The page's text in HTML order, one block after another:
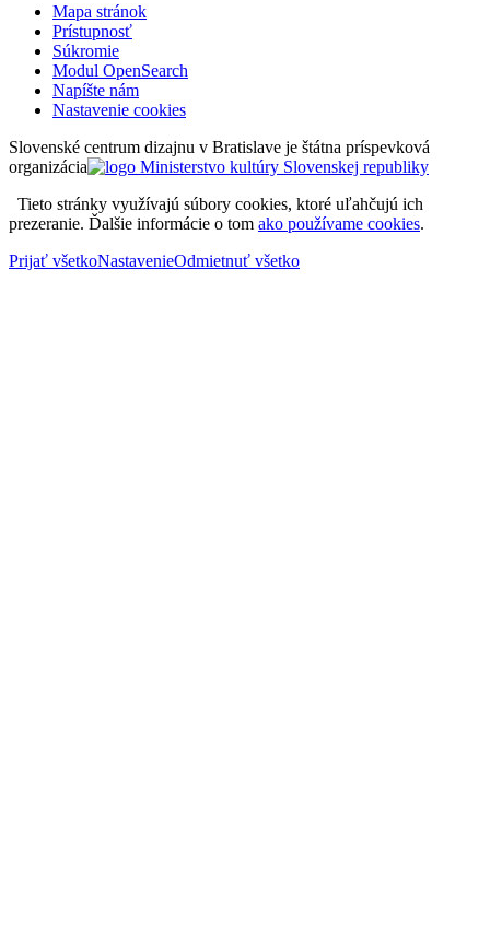
Mapa stránok
Prístupnosť
Súkromie
Modul OpenSearch
Napíšte nám
Nastavenie cookies
Slovenské centrum dizajnu v Bratislave je štátna príspevková
organizácia
Tieto stránky využívajú súbory cookies, ktoré uľahčujú ich
prezeranie. Ďalšie informácie o tom ako používame cookies.
Prijať všetkoNastavenieOdmietnuť všetko